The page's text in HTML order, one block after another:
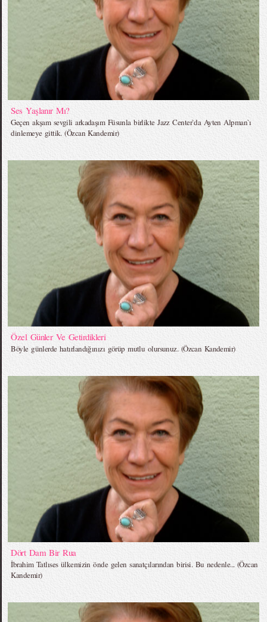
Ses Yaşlanır Mı?
Geçen akşam sevgili arkadaşım Füsunla birlikte Jazz Center`da Ayten Alpman`ı
dinlemeye gittik. (Özcan Kandemir)
Özel Günler Ve Getirdikleri
Böyle günlerde hatırlandığınızı görüp mutlu olursunuz. (Özcan Kandemir)
Dört Dam Bir Rua
İbrahim Tatlıses ülkemizin önde gelen sanatçılarından birisi. Bu nedenle... (Özcan
Kandemir)